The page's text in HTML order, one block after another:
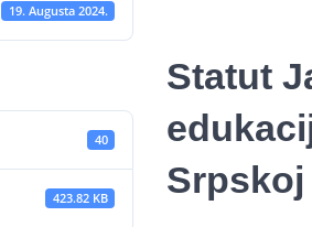
19. Augusta 2024.
40
423.82 KB
Statut
Srpskoj